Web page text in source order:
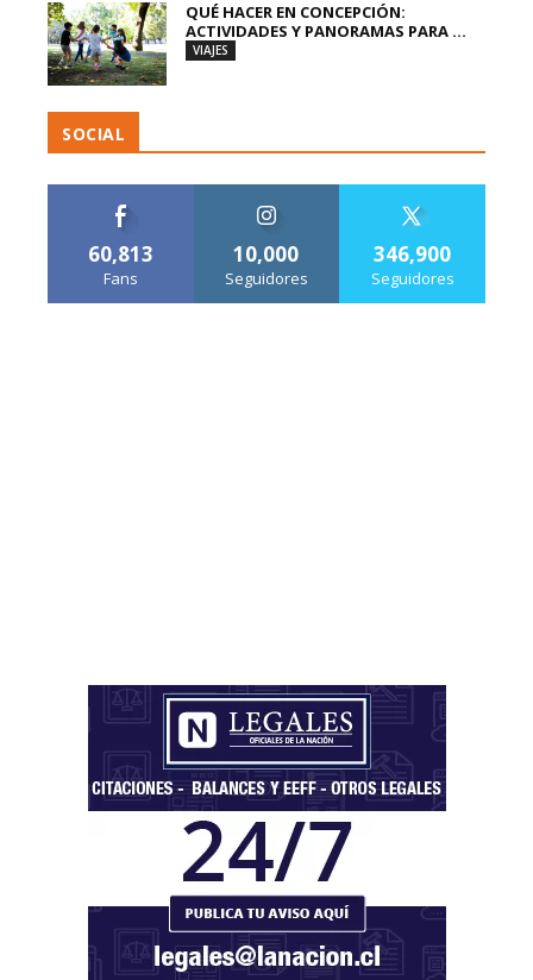
QUÉ HACER EN CONCEPCIÓN:
ACTIVIDADES Y PANORAMAS PARA ...
VIAJES
SOCIAL
60,813
Fans
10,000
Seguidores
346,900
Seguidores